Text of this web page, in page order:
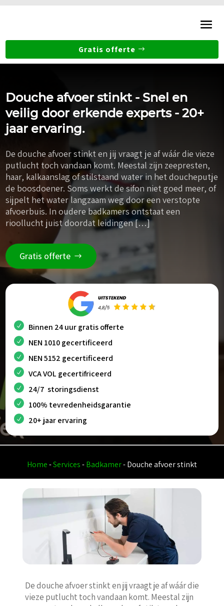
Gratis offerte
Douche afvoer stinkt - Snel en
veilig door erkende experts - 20+
jaar ervaring.
De douche afvoer stinkt en jij vraagt je af wáár die vieze
putlucht toch vandaan komt. Meestal zijn zeepresten,
haar, kalkaanslag of stilstaand water in het doucheputje
de boosdoener. Soms werkt de sifon niet goed meer, of
sijpelt het water langzaam weg door een verstopte
afvoerbuis. In oudere badkamers ontstaat een
rioollucht juist doordat leidingen […]
Gratis offerte
Binnen 24 uur gratis offerte
NEN 1010 gecertificeerd
NEN 5152 gecertificeerd
VCA VOL gecertifriceerd
24/7 storingsdienst
100% tevredenheidsgarantie
20+ jaar ervaring
Home-Services-Badkamer-Douche afvoer stinkt
De douche afvoer stinkt en jij vraagt je af wáár die
vieze putlucht toch vandaan komt. Meestal zijn